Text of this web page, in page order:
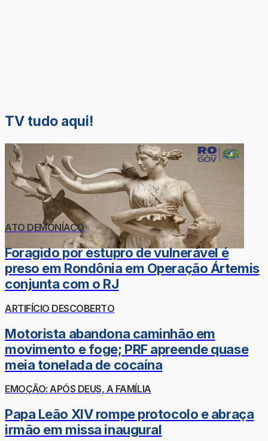
TV tudo aqui!
ATO DEMONÍACO
Foragido por estupro de vulnerável é
preso em Rondônia em Operação Ártemis
conjunta com o RJ
ARTIFÍCIO DESCOBERTO
Motorista abandona caminhão em
movimento e foge; PRF apreende quase
meia tonelada de cocaína
EMOÇÃO: APÓS DEUS, A FAMÍLIA
Papa Leão XIV rompe protocolo e abraça
irmão em missa inaugural